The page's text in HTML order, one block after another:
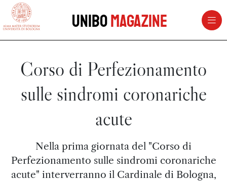
vai al contenuto della pagina
UniboMagazine
Corso di Perfezionamento
sulle sindromi coronariche
acute
Nella prima giornata del "Corso di
Perfezionamento sulle sindromi coronariche
acute" interverranno il Cardinale di Bologna,